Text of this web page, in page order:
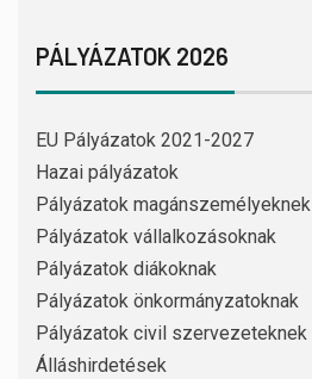
PÁLYÁZATOK 2026
EU Pályázatok 2021-2027
Hazai pályázatok
Pályázatok magánszemélyeknek
Pályázatok vállalkozásoknak
Pályázatok diákoknak
Pályázatok önkormányzatoknak
Pályázatok civil szervezeteknek
Álláshirdetések